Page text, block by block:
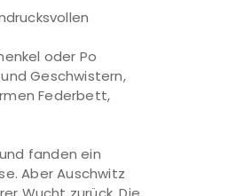
oder Po
Geschwistern,
Federbett,
fanden ein
Aber Auschwitz